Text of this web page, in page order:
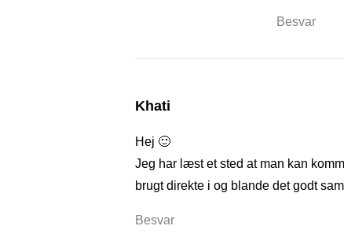
Besvar
Khati
Hej 🙂
Jeg har læst et sted at man kan
brugt direkte i og blande det godt
Besvar